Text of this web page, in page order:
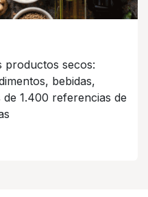
productos secos:
bebidas,
1.400 referencias de